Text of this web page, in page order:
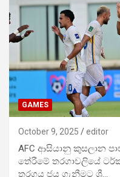
GAMES
October 9, 2025 editor
AFC ආසියානු කුසලාන
තේරීමේ තරගාවලියේ
තරගය ජය ගැනීමට ශ්‍රී…